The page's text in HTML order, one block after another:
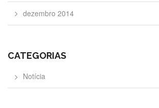
dezembro 2014
CATEGORIAS
Notícia